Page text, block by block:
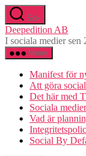
Hoppa
till
innehåll
Sök
Deepedition AB
I sociala medier sen
Meny
Manifest för
Att göra
Det här med
Sociala
Vad är
Social By